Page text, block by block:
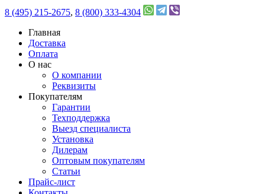
8 (495) 215-2675, 8 (800) 333-4304
Главная
Доставка
Оплата
О нас
О компании
Реквизиты
Покупателям
Гарантии
Техподдержка
Выезд специалиста
Установка
Дилерам
Оптовым покупателям
Статьи
Прайс-лист